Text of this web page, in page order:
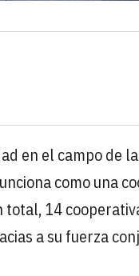
en el campo de
como una
total, 14
a su fuerza